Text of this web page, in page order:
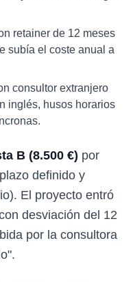
retainer de 12 meses
subía el coste anual a
consultor extranjero
inglés, husos horarios
B (8.500 €) por
definido y
El proyecto entró
desviación del 12
por la consultora